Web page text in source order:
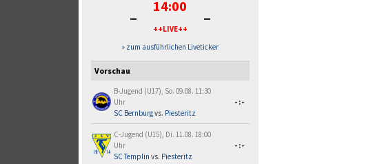
- 14:00
++LIVE++ -
» zum ausführlichen Liveticker
Vorschau
B-Jugend (U17), So. 09.08. 11:30
Uhr
SC Bernburgvs. Piesteritz
-:-
C-Jugend (U15), Di. 11.08. 18:00
Uhr
SC Templin vs. Piesteritz
-:-